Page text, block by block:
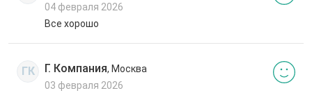
04 февраля 2026
Все хорошо
ГК Г. Компания, Москва
03 февраля 2026